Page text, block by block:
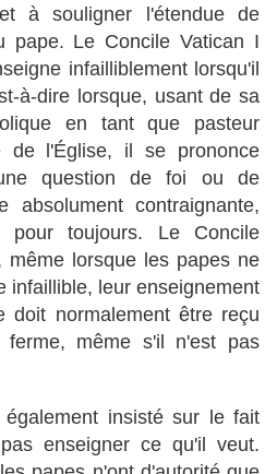
à souligner l'étendue de
pape. Le Concile Vatican I
infailliblement lorsqu'il
à-dire lorsque, usant de sa
en tant que pasteur
de l'Église, il se prononce
question de foi ou de
absolument contraignante,
toujours. Le Concile
même lorsque les papes ne
infaillible, leur enseignement
normalement être reçu
ferme, même s'il n'est pas
insisté sur le fait
enseigner ce qu'il veut.